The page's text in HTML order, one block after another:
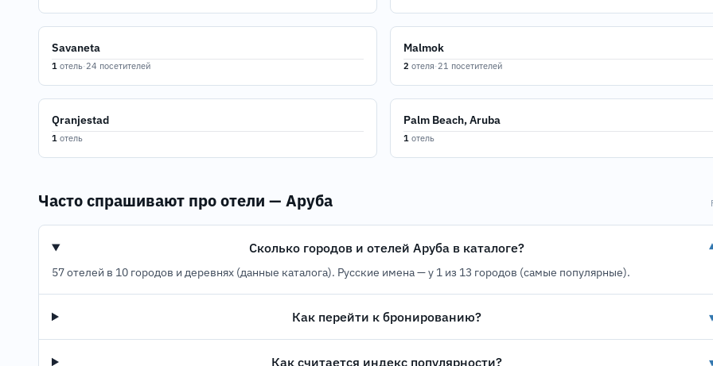
Savaneta
1 отель·24 посетителей
Malmok
2 отеля·21 посетителей
Qranjestad
1 отель
Palm Beach, Aruba
1 отель
Часто спрашивают про отели — Аруба
Сколько городов и отелей Аруба в каталоге?
57 отелей в 10 городов и деревнях (данные каталога). Русские имена — у 1 из 13 городов (самые популярные).
Как перейти к бронированию?
Как считается индекс популярности?